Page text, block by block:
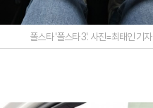
폴스타 '폴스타 3'. 사진=최태인 기자